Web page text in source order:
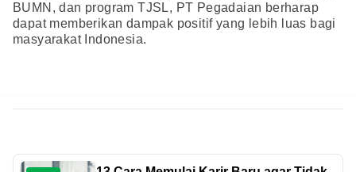
BUMN, dan program TJSL, PT Pegadaian berharap
dapat memberikan dampak positif yang lebih luas bagi
masyarakat Indonesia.